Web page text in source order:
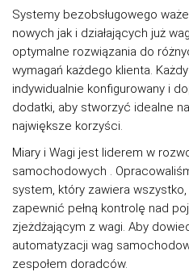
Systemy bezobsługowego
nowych jak i działających już
optymalne rozwiązania do
wymagań każdego klienta.
indywidualnie konfigurowany i
dodatki, aby stworzyć idealne
największe korzyści.
Miary i Wagi jest liderem w
samochodowych .
system, który zawiera
zapewnić pełną kontrolę nad
zjeżdżającym z wagi. Aby
automatyzacji wag
zespołem doradców.